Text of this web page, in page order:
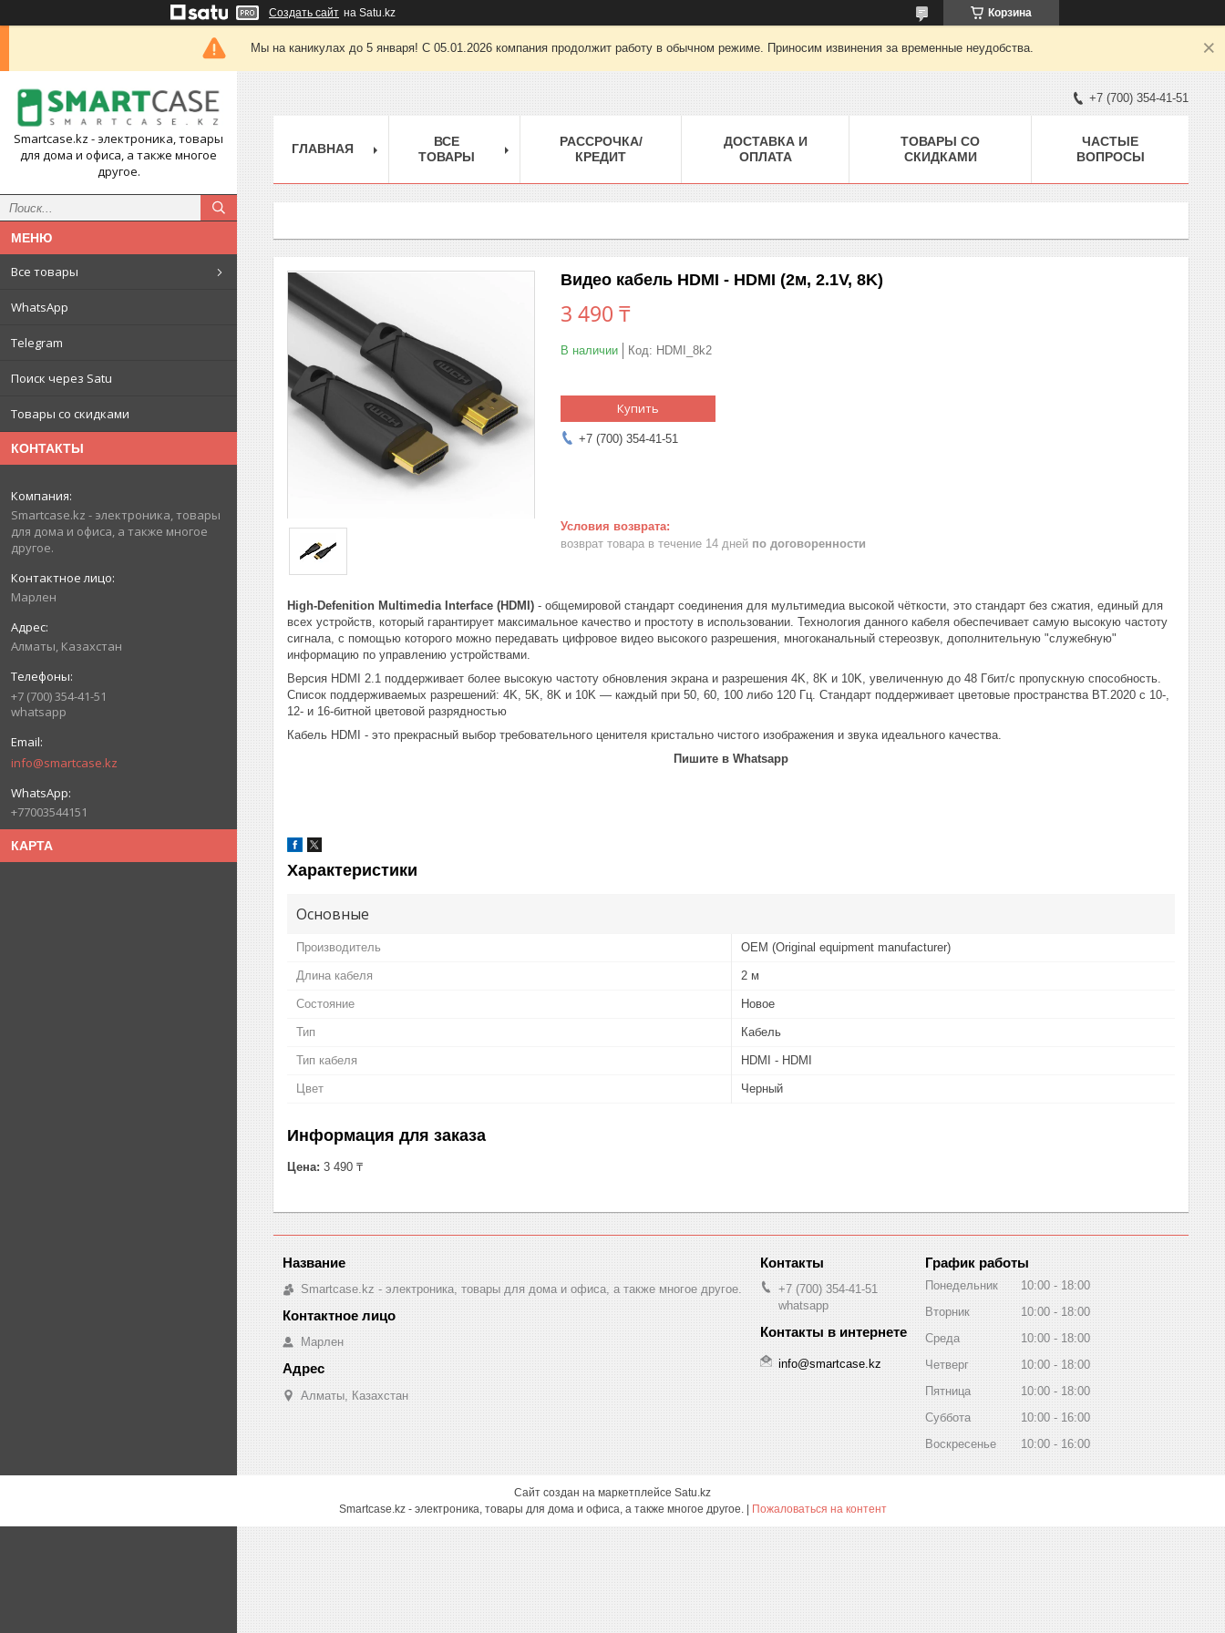
Создать сайт на Satu.kz Корзина
Мы на каникулах до 5 января! С 05.01.2026 компания продолжит работу в обычном режиме. Приносим извинения за временные неудобства.
Smartcase.kz - электроника, товары
для дома и офиса, а также многое
другое.
Все товары
WhatsApp
Telegram
Поиск через Satu
Товары со скидками
КОНТАКТЫ
Smartcase.kz - электроника, товары
для дома и офиса, а также многое
другое.
Марлен
Алматы, Казахстан
+7 (700) 354-41-51
whatsapp
info@smartcase.kz
+77003544151
КАРТА
+7 (700) 354-41-51
ГЛАВНАЯ
ВСЕ
ТОВАРЫ
РАССРОЧКА/
КРЕДИТ
ДОСТАВКА И
ОПЛАТА
ТОВАРЫ СО
СКИДКАМИ
ЧАСТЫЕ
ВОПРОСЫ
Видео кабель HDMI - HDMI (2м, 2.1V, 8K)
3 490 ₸
В наличии Код: HDMI_8k2
Купить
+7 (700) 354-41-51
возврат товара в течение 14 дней по договоренности
High-Defenition Multimedia Interface (HDMI) - общемировой стандарт соединения для мультимедиа высокой чёткости, это стандарт без сжатия, единый для
всех устройств, который гарантирует максимальное качество и простоту в использовании. Технология данного кабеля обеспечивает самую высокую частоту
сигнала, с помощью которого можно передавать цифровое видео высокого разрешения, многоканальный стереозвук, дополнительную "служебную"
информацию по управлению устройствами.
Версия HDMI 2.1 поддерживает более высокую частоту обновления экрана и разрешения 4K, 8K и 10K, увеличенную до 48 Гбит/с пропускную способность.
Список поддерживаемых разрешений: 4K, 5K, 8K и 10K — каждый при 50, 60, 100 либо 120 Гц. Стандарт поддерживает цветовые пространства BT.2020 с 10-,
12- и 16-битной цветовой разрядностью
Кабель HDMI - это прекрасный выбор требовательного ценителя кристально чистого изображения и звука идеального качества.
Пишите в Whatsapp
Характеристики
Основные
Производитель OEM (Original equipment manufacturer)
Длина кабеля 2 м
Состояние Новое
Тип Кабель
Тип кабеля HDMI - HDMI
Цвет Черный
Информация для заказа
Цена: 3 490 ₸
Smartcase.kz - электроника, товары для дома и офиса, а также многое другое.
Марлен
Алматы, Казахстан
+7 (700) 354-41-51
whatsapp
info@smartcase.kz
График работы
Понедельник 10:00
18:00
Вторник
10:00
18:00
Среда
10:00
18:00
Четверг
10:00
18:00
Пятница
10:00
18:00
Суббота
10:00
16:00
Воскресенье
10:00 16:00
Сайт создан на маркетплейсе Satu.kz
Пожаловаться на контент